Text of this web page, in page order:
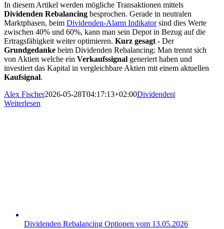
In diesem Artikel werden mögliche Transaktionen mittels
Dividenden Rebalancing besprochen. Gerade in neutralen
Marktphasen, beim Dividenden-Alarm Indikatorsind dies Werte
zwischen 40% und 60%, kann man sein Depot in Bezug auf die
Ertragsfähigkeit weiter optimieren. Kurz gesagt - Der
Grundgedanke beim Dividenden Rebalancing: Man trennt sich
von Aktien welche ein Verkaufssignal generiert haben und
investiert das Kapital in vergleichbare Aktien mit einem aktuellen
Kaufsignal.
Alex Fischer2026-05-28T04:17:13+02:00Dividenden|
Weiterlesen
Dividenden Rebalancing Optionen vom 13.05.2026